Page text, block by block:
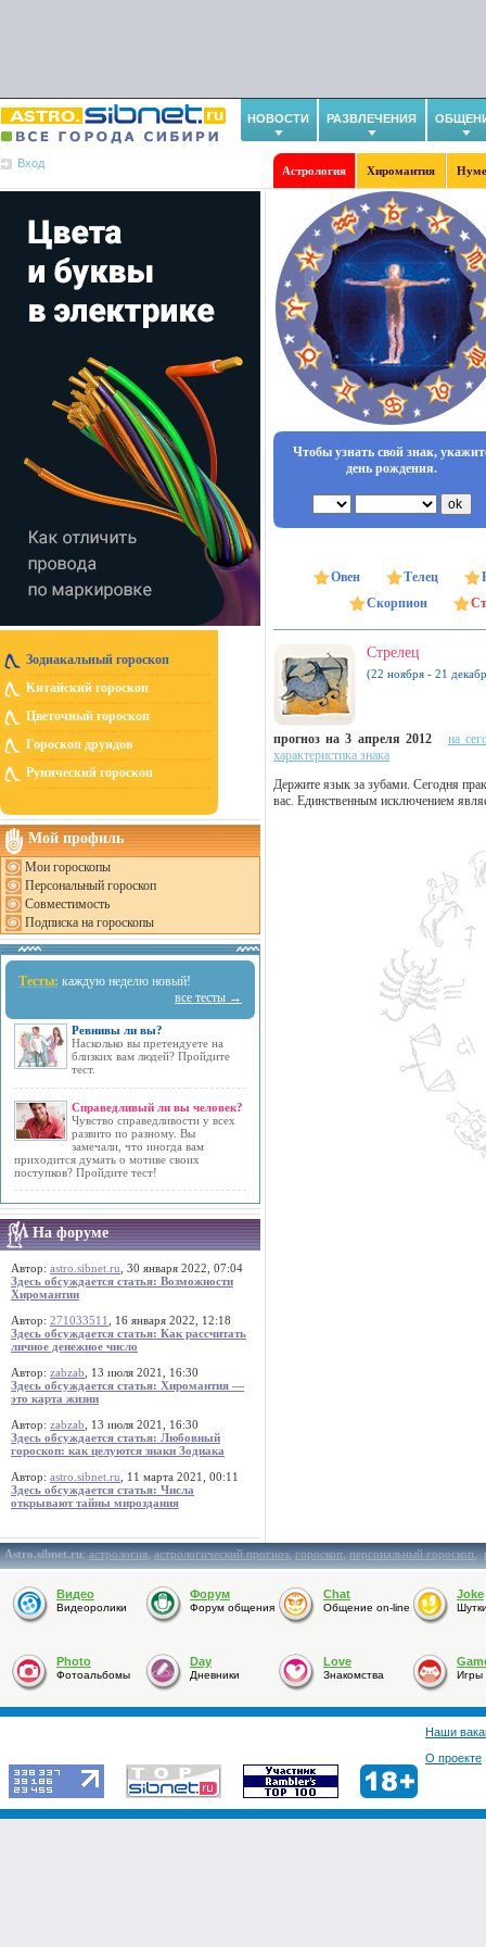
НОВОСТИ РАЗВЛЕЧЕНИЯ
Вход
Астрология Хиромантия
Зодиакальный гороскоп
Китайский гороскоп
Цветочный гороскоп
Гороскоп друидов
Рунический гороскоп
Мой профиль
Мои гороскопы
Персональный гороскоп
Совместимость
Подписка на гороскопы
Тесты: каждую неделю новый!
все тесты →
Ревнивы ли вы?
Насколько вы претендуете на
близких вам людей? Пройдите
тест.
Справедливый ли вы человек?
Чувство справедливости у всех
развито по разному. Вы
замечали, что иногда вам
приходится думать о мотиве своих
поступков? Пройдите тест!
На форуме
Автор: astro.sibnet.ru , 30 января 2022, 07:04
Здесь обсуждается статья: Возможности
Хиромантии
Автор: 271033511
, 16 января 2022, 12:18
Здесь обсуждается статья: Как рассчитать
личное денежное число
Автор: zabzab , 13 июля 2021, 16:30
Здесь обсуждается статья: Хиромантия —
это карта жизни
Автор: zabzab , 13 июля 2021, 16:30
Здесь обсуждается статья: Любовный
гороскоп: как целуются знаки Зодиака
Автор: astro.sibnet.ru , 11 марта 2021, 00:11
Здесь обсуждается статья: Числа
открывают тайны мироздания
Чтобы узнать свой знак,
день рождения.
Овен Телец
Скорпион
Стрелец
(22 ноября - 21
прогноз на 3 апреля 2012
на
характеристика знака
Держите язык за зубами. Сегодня
вас. Единственным исключением
Astro.sibnet.ru:астрология,астрологический прогноз,гороскоп,персональный гороскоп,
Видео
Видеоролики
Форум
Форум общения
Chat
Общение on-line
Joke
Photo
Фотоальбомы
Day
Дневники
Love
Знакомства Игры
Наши
О проекте